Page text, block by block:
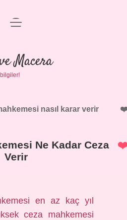
Anasayfa
Politikası
Uyarı
menüyü
Macera
nasıl karar verir
Ne Kadar Ceza
Verir
en az kaç yıl
ceza mahkemesi